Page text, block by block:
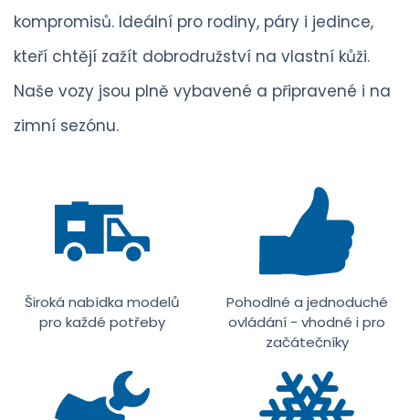
kompromisů. Ideální pro rodiny, páry i jedince,
kteří chtějí zažít dobrodružství na vlastní kůži.
Naše vozy jsou plně vybavené a připravené i na
zimní sezónu.
Široká nabídka modelů
pro každé potřeby
Pohodlné a jednoduché
ovládání - vhodné i pro
začátečníky